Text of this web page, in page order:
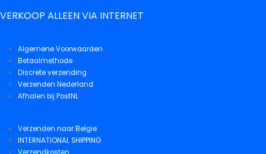
VERKOOP ALLEEN VIA INTERNET
Algemene Voorwaarden
Betaalmethode
Discrete verzending
Verzenden Nederland
Afhalen bij PostNL
Verzenden naar Belgie
INTERNATIONAL SHIPPING
Verzendkosten